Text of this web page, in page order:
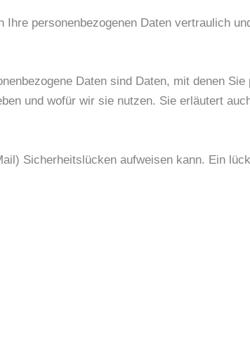
personenbezogenen Daten vertraulich
Daten sind Daten, mit denen Sie
und wofür wir sie nutzen. Sie erläutert
Sicherheitslücken aufweisen kann. Ein